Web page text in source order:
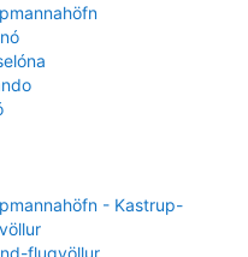
- Kastrup-
flugvöllur